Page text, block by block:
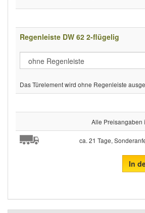
Regenleiste DW 62 2-flügelig
Das Türelement wird ohne Regenleiste
Alle Preisangaben
ca. 21 Tage,
In